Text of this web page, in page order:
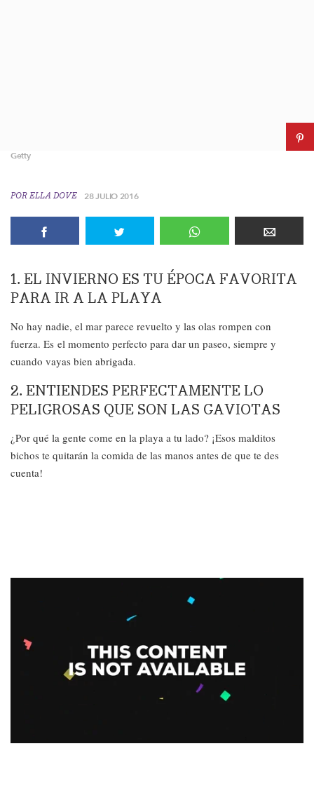
Getty
POR ELLA DOVE 28 JULIO 2016
1. EL INVIERNO ES TU ÉPOCA FAVORITA
PARA IR A LA PLAYA
No hay nadie, el mar parece revuelto y las olas rompen con
fuerza. Es el momento perfecto para dar un paseo, siempre y
cuando vayas bien abrigada.
2. ENTIENDES PERFECTAMENTE LO
PELIGROSAS QUE SON LAS GAVIOTAS
¿Por qué la gente come en la playa a tu lado? ¡Esos malditos
bichos te quitarán la comida de las manos antes de que te des
cuenta!